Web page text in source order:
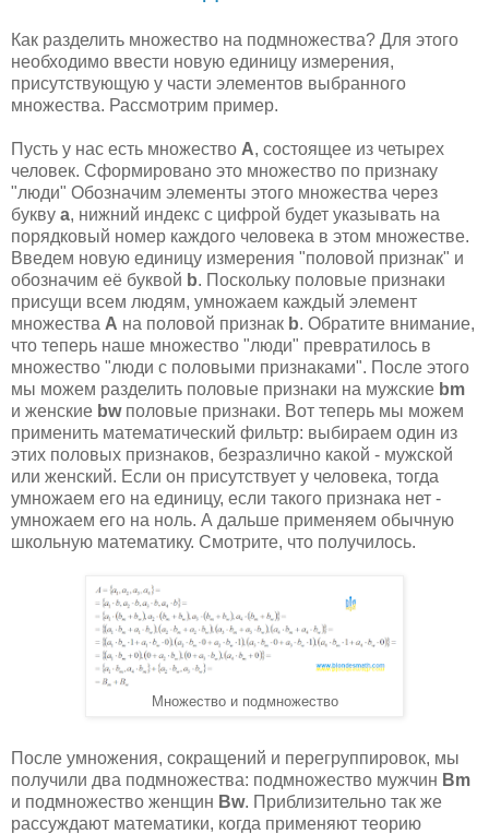
Как разделить множество на подмножества? Для этого
необходимо ввести новую единицу измерения,
присутствующую у части элементов выбранного
множества. Рассмотрим пример.
Пусть у нас есть множество А, состоящее из четырех
человек. Сформировано это множество по признаку
"люди" Обозначим элементы этого множества через
букву а, нижний индекс с цифрой будет указывать на
порядковый номер каждого человека в этом множестве.
Введем новую единицу измерения "половой признак" и
обозначим её буквой b. Поскольку половые признаки
присущи всем людям, умножаем каждый элемент
множества А на половой признак b. Обратите внимание,
что теперь наше множество "люди" превратилось в
множество "люди с половыми признаками". После этого
мы можем разделить половые признаки на мужские bm
и женские bwполовые признаки. Вот теперь мы можем
применить математический фильтр: выбираем один из
этих половых признаков, безразлично какой - мужской
или женский. Если он присутствует у человека, тогда
умножаем его на единицу, если такого признака нет -
умножаем его на ноль. А дальше применяем обычную
школьную математику. Смотрите, что получилось.
Множество и подмножество
После умножения, сокращений и перегруппировок, мы
получили два подмножества: подмножество мужчин Bm
и подмножество женщин Bw. Приблизительно так же
рассуждают математики, когда применяют теорию